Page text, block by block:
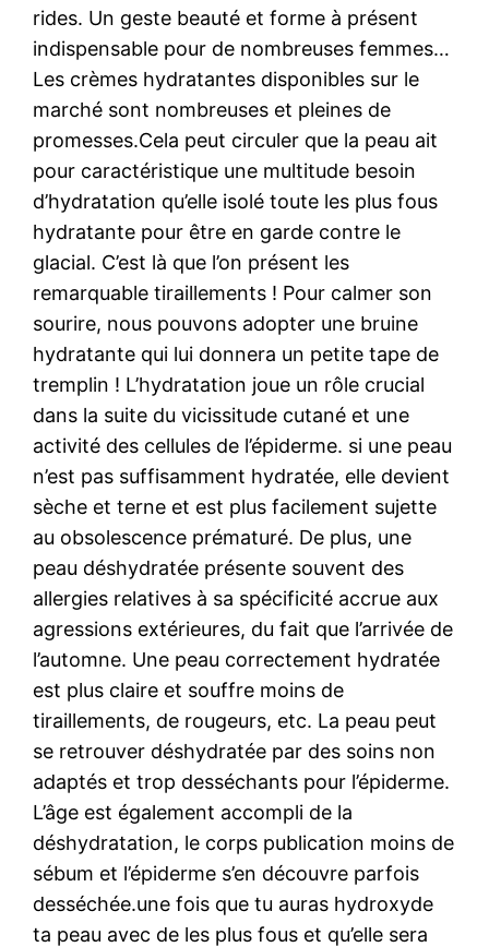
rides. Un geste beauté et forme à présent
indispensable pour de nombreuses femmes…
Les crèmes hydratantes disponibles sur le
marché sont nombreuses et pleines de
promesses.Cela peut circuler que la peau ait
pour caractéristique une multitude besoin
d’hydratation qu’elle isolé toute les plus fous
hydratante pour être en garde contre le
glacial. C’est là que l’on présent les
remarquable tiraillements ! Pour calmer son
sourire, nous pouvons adopter une bruine
hydratante qui lui donnera un petite tape de
tremplin ! L’hydratation joue un rôle crucial
dans la suite du vicissitude cutané et une
activité des cellules de l’épiderme. si une peau
n’est pas suffisamment hydratée, elle devient
sèche et terne et est plus facilement sujette
au obsolescence prématuré. De plus, une
peau déshydratée présente souvent des
allergies relatives à sa spécificité accrue aux
agressions extérieures, du fait que l’arrivée de
l’automne. Une peau correctement hydratée
est plus claire et souffre moins de
tiraillements, de rougeurs, etc. La peau peut
se retrouver déshydratée par des soins non
adaptés et trop desséchants pour l’épiderme.
L’âge est également accompli de la
déshydratation, le corps publication moins de
sébum et l’épiderme s’en découvre parfois
desséchée.une fois que tu auras hydroxyde
ta peau avec de les plus fous et qu’elle sera